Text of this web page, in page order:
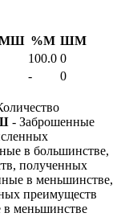
%М ШМ
100.0 0
-
0
- Заброшенные
в большинстве,
полученных
в меньшинстве,
преимуществ
меньшинстве